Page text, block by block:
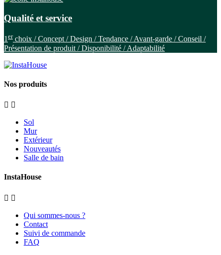
Qualité et service
1erchoix / Concept / Design / Tendance / Avant-garde / Conseil /
Présentation de produit / Disponibilité / Adaptabilité
Nos produits
 
Sol
Mur
Extérieur
Nouveautés
Salle de bain
InstaHouse
 
Qui sommes-nous ?
Contact
Suivi de commande
FAQ